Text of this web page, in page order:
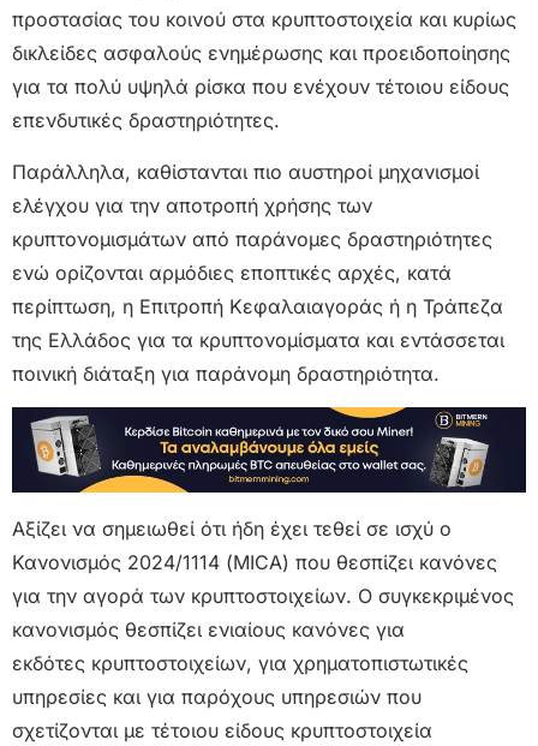
προστασίας του κοινού στα κρυπτοστοιχεία και κυρίως
δικλείδες ασφαλούς ενημέρωσης και προειδοποίησης
για τα πολύ υψηλά ρίσκα που ενέχουν τέτοιου είδους
επενδυτικές δραστηριότητες.
Παράλληλα, καθίστανται πιο αυστηροί μηχανισμοί
ελέγχου για την αποτροπή χρήσης των
κρυπτονομισμάτων από παράνομες δραστηριότητες
ενώ ορίζονται αρμόδιες εποπτικές αρχές, κατά
περίπτωση, η Επιτροπή Κεφαλαιαγοράς ή η Τράπεζα
της Ελλάδος για τα κρυπτονομίσματα και εντάσσεται
ποινική διάταξη για παράνομη δραστηριότητα.
Αξίζει να σημειωθεί ότι ήδη έχει τεθεί σε ισχύ ο
Κανονισμός 2024/1114 (MICA) που θεσπίζει κανόνες
για την αγορά των κρυπτοστοιχείων. Ο συγκεκριμένος
κανονισμός θεσπίζει ενιαίους κανόνες για
εκδότες κρυπτοστοιχείων, για χρηματοπιστωτικές
υπηρεσίες και για παρόχους υπηρεσιών που
σχετίζονται με τέτοιου είδους κρυπτοστοιχεία